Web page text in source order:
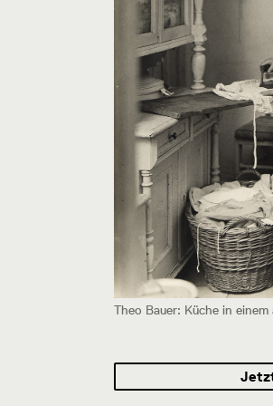
Theo Bauer: Küche in